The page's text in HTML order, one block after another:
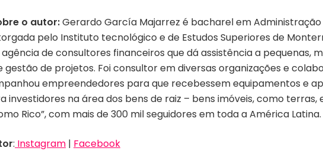
o autor:Gerardo García Majarrez é bacharel em
pelo Instituto tecnológico e de Estudos Superiores de
agência de consultores financeiros que dá assistência a
gestão de projetos. Foi consultor em diversas organizações e
empreendedores para que recebessem equipamentos e
investidores na área dos bens de raiz – bens imóveis, como
Rico”, com mais de 300 mil seguidores em toda a América Latina.
: Instagram | Facebook